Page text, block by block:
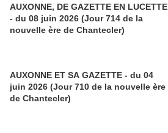
AUXONNE, DE GAZETTE EN LUCETTE
- du 08 juin 2026 (Jour 714 de la
nouvelle ère de Chantecler)
AUXONNE ET SA GAZETTE - du 04
juin 2026 (Jour 710 de la nouvelle ère
de Chantecler)